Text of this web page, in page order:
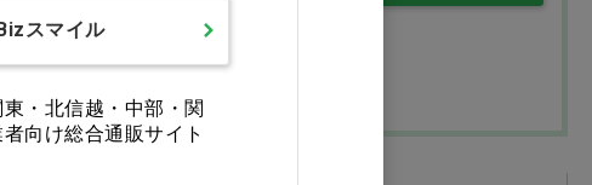
スマイル
・北信越・中部・関
向け総合通販サイト